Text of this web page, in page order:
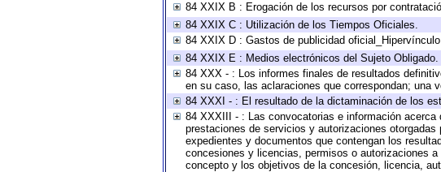
84 XXIX B : Erogación de los recursos por
84 XXIX C : Utilización de los Tiempos Oficiales.
84 XXIX D : Gastos de publicidad
84 XXIX E : Medios electrónicos del Sujeto Obligado.
84 XXX - : Los informes finales de resultados
en su caso, las aclaraciones que correspondan; una
84 XXXI - : El resultado de la dictaminación de los
84 XXXIII - : Las convocatorias e información
prestaciones de servicios y autorizaciones
expedientes y documentos que contengan los
concesiones y licencias, permisos o autorizaciones
concepto y los objetivos de la concesión, licencia,